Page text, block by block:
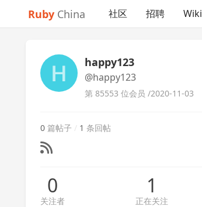
Ruby China 社区 招聘 Wiki
happy123
@happy123
第 85553 位会员 /2020-11-03
0 篇帖子 / 1 条回帖
0
关注者
1
正在关注